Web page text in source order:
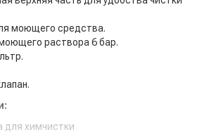
моющего средства.
раствора 6 бар.
для химчистки